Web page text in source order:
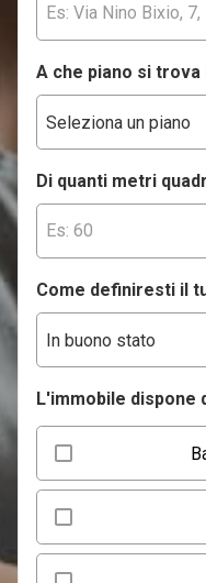
A che piano si
Di quanti metri
Come definiresti il
L'immobile dispone